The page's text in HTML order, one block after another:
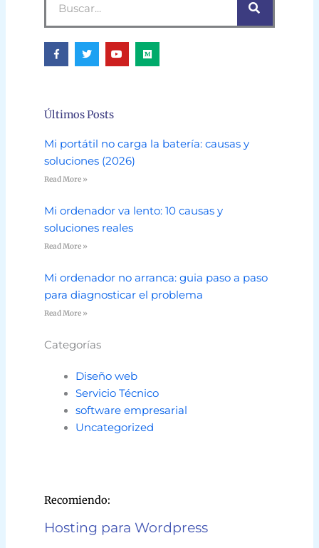
F
a
c
k
T
w
i
Y
o
u
M
e
d
Últimos Posts
Mi portátil no carga la batería: causas y
soluciones (2026)
Read More »
Mi ordenador va lento: 10 causas y
soluciones reales
Read More »
Mi ordenador no arranca: guia paso a paso
para diagnosticar el problema
Read More »
Categorías
Diseño web
Servicio Técnico
software empresarial
Uncategorized
Recomiendo:
Hosting para Wordpress